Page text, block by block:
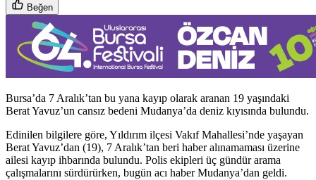
Beğen
Bursa’da 7 Aralık’tan bu yana kayıp olarak aranan 19 yaşındaki
Berat Yavuz’un cansız bedeni Mudanya’da deniz kıyısında bulundu.
Edinilen bilgilere göre, Yıldırım ilçesi Vakıf Mahallesi’nde yaşayan
Berat Yavuz’dan (19), 7 Aralık’tan beri haber alınamaması üzerine
ailesi kayıp ihbarında bulundu. Polis ekipleri üç gündür arama
çalışmalarını sürdürürken, bugün acı haber Mudanya’dan geldi.